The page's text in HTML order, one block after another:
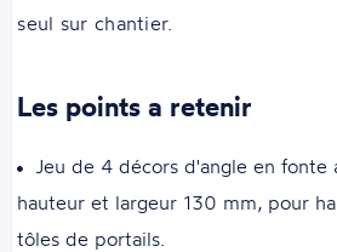
seul sur chantier.
Les points a retenir
Jeu de 4 décors d'angle en fonte
hauteur et largeur 130 mm, pour
tôles de portails.